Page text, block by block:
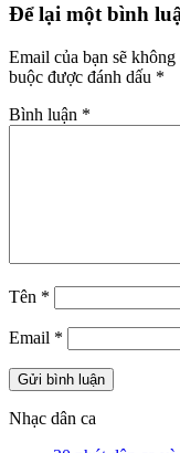
Để lại một bình
Email của bạn sẽ
buộc được đánh dấu *
Bình luận *
Tên *
Email *
Nhạc dân ca